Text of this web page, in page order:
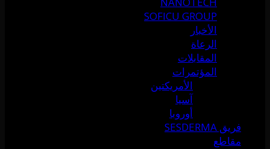
SOFICU GROUP
الأخبار
الرعاة
المقابلات
المؤتمرات
الأمريكتين
آسيا
أوروبا
فريق SESDERMA
مقاطع